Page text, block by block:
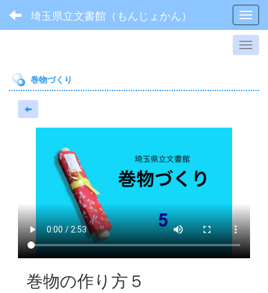
埼玉県立文書館（もんじょかん）
巻物づくり
巻物の作り方５